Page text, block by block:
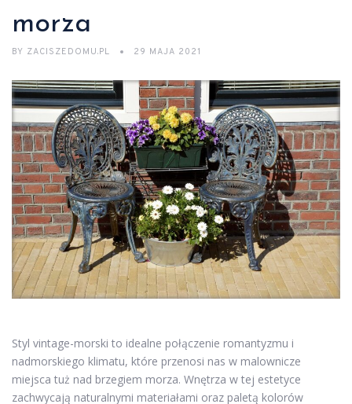
morza
BY ZACISZEDOMU.PL 29 MAJA 2021
Styl vintage-morski to idealne połączenie romantyzmu i
nadmorskiego klimatu, które przenosi nas w malownicze
miejsca tuż nad brzegiem morza. Wnętrza w tej estetyce
zachwycają naturalnymi materiałami oraz paletą kolorów